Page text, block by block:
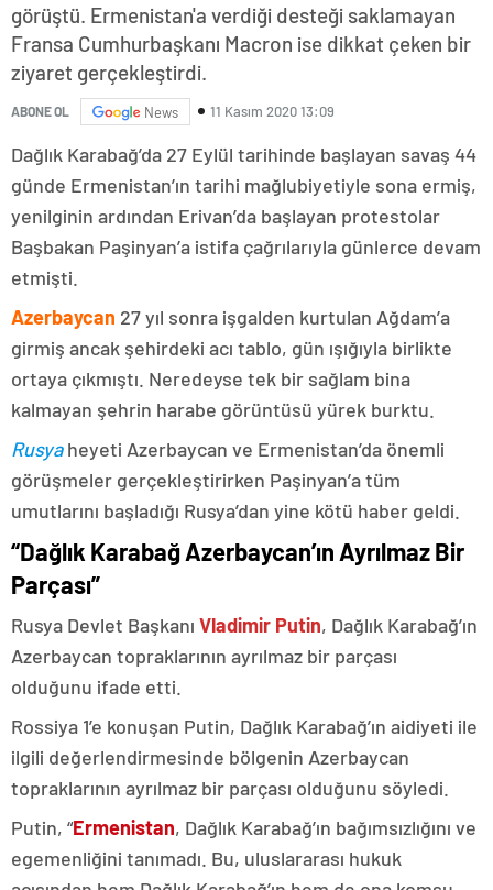
görüştü. Ermenistan'a verdiği desteği saklamayan
Fransa Cumhurbaşkanı Macron ise dikkat çeken bir
ziyaret gerçekleştirdi.
ABONE OL News 11 Kasım 2020 13:09
Dağlık Karabağ’da 27 Eylül tarihinde başlayan savaş 44
günde Ermenistan’ın tarihi mağlubiyetiyle sona ermiş,
yenilginin ardından Erivan’da başlayan protestolar
Başbakan Paşinyan’a istifa çağrılarıyla günlerce devam
etmişti.
Azerbaycan 27 yıl sonra işgalden kurtulan Ağdam’a
girmiş ancak şehirdeki acı tablo, gün ışığıyla birlikte
ortaya çıkmıştı. Neredeyse tek bir sağlam bina
kalmayan şehrin harabe görüntüsü yürek burktu.
Rusyaheyeti Azerbaycan ve Ermenistan’da önemli
görüşmeler gerçekleştirirken Paşinyan’a tüm
umutlarını başladığı Rusya’dan yine kötü haber geldi.
“Dağlık Karabağ Azerbaycan’ın Ayrılmaz Bir
Parçası”
Rusya Devlet Başkanı Vladimir Putin, Dağlık Karabağ’ın
Azerbaycan topraklarının ayrılmaz bir parçası
olduğunu ifade etti.
Rossiya 1’e konuşan Putin, Dağlık Karabağ’ın aidiyeti ile
ilgili değerlendirmesinde bölgenin Azerbaycan
topraklarının ayrılmaz bir parçası olduğunu söyledi.
Putin, “Ermenistan, Dağlık Karabağ’ın bağımsızlığını ve
egemenliğini tanımadı. Bu, uluslararası hukuk